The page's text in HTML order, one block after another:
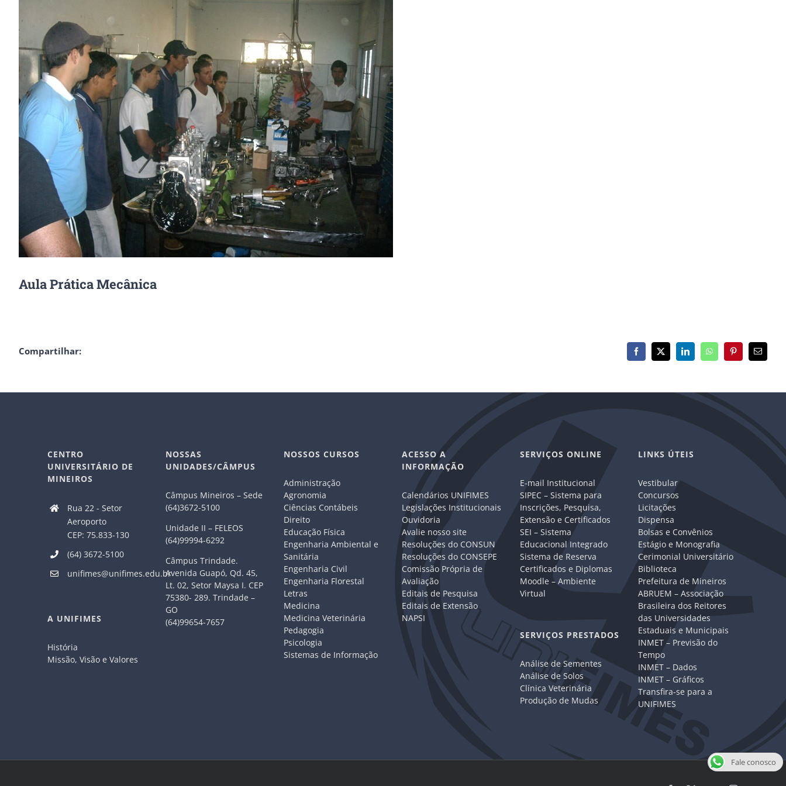
Aula Prática Mecânica
Compartilhar: Facebook
X LinkedInWhatsAppPinterest
E-
mail
CENTRO
UNIVERSITÁRIO DE
MINEIROS
Rua 22 - Setor
Aeroporto
CEP: 75.833-130
(64) 3672-5100
unifimes@unifimes.edu.br
A UNIFIMES
História
Missão, Visão e Valores
NOSSAS
UNIDADES/CÂMPUS
Câmpus Mineiros – Sede
(64)3672-5100
Unidade II – FELEOS
(64)99994-6292
Câmpus Trindade.
Avenida Guapó, Qd. 45,
Lt. 02, Setor Maysa I. CEP
75380- 289. Trindade –
GO
(64)99654-7657
NOSSOS CURSOS
Administração
Agronomia
Ciências Contábeis
Direito
Educação Física
Engenharia Ambiental e
Sanitária
Engenharia Civil
Engenharia Florestal
Letras
Medicina
Medicina Veterinária
Pedagogia
Psicologia
Sistemas de Informação
ACESSO A
INFORMAÇÃO
Calendários UNIFIMES
Legislações Institucionais
Ouvidoria
Avalie nosso site
Resoluções do CONSUN
Resoluções do CONSEPE
Comissão Própria de
Avaliação
Editais de Pesquisa
Editais de Extensão
NAPSI
SERVIÇOS ONLINE
E-mail Institucional
SIPEC – Sistema para
Inscrições, Pesquisa,
Extensão e Certificados
SEI – Sistema
Educacional Integrado
Sistema de Reserva
Certificados e Diplomas
Moodle – Ambiente
Virtual
SERVIÇOS PRESTADOS
Análise de Sementes
Análise de Solos
Clínica Veterinária
Produção de Mudas
LINKS ÚTEIS
Vestibular
Concursos
Licitações
Dispensa
Bolsas e Convênios
Estágio e Monografia
Cerimonial Universitário
Biblioteca
Prefeitura de Mineiros
ABRUEM – Associação
Brasileira dos Reitores
das Universidades
Estaduais e Municipais
INMET – Previsão do
Tempo
INMET – Dados
INMET – Gráficos
Transfira-se para a
UNIFIMES
Fale conosco